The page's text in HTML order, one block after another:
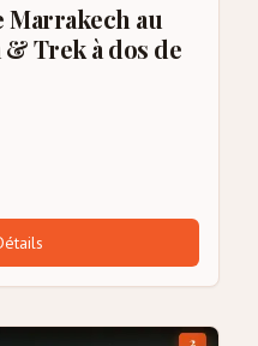
au
Trek à dos de